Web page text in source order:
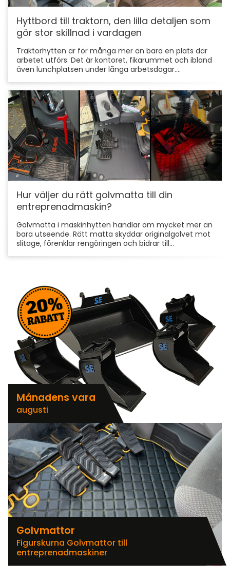
Hyttbord till traktorn, den lilla detaljen som
gör stor skillnad i vardagen
Traktorhytten är för många mer än bara en plats där
arbetet utförs. Det är kontoret, fikarummet och ibland
även lunchplatsen under långa arbetsdagar....
Hur väljer du rätt golvmatta till din
entreprenadmaskin?
Golvmatta i maskinhytten handlar om mycket mer än
bara utseende. Rätt matta skyddar originalgolvet mot
slitage, förenklar rengöringen och bidrar till...
Månadens vara
augusti
Golvmattor
Figurskurna Golvmattor till
entreprenadmaskiner